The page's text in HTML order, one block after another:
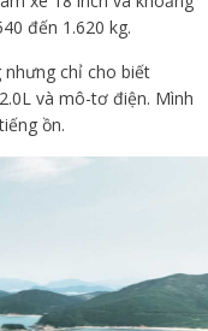
đến 1.620 kg.
nhưng chỉ cho biết
và mô-tơ điện. Mình
ồn.